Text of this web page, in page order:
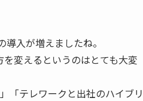
入が増えましたね。
変えるというのはとても大変
「テレワークと出社のハイブリ